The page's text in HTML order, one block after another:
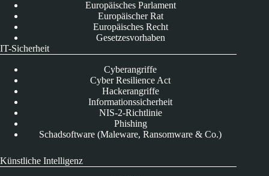
Europäisches Parlament
Europäischer Rat
Europäisches Recht
Gesetzesvorhaben
IT-Sicherheit
Cyberangriffe
Cyber Resilience Act
Hackerangriffe
Informationssicherheit
NIS-2-Richtlinie
Phishing
Schadsoftware (Maleware, Ransomware & Co.)
Künstliche Intelligenz